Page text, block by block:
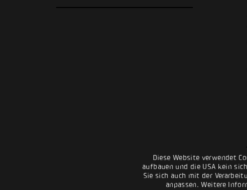
Diese Website verwendet
aufbauen und die USA kein
Sie sich auch mit der
anpassen. Weitere